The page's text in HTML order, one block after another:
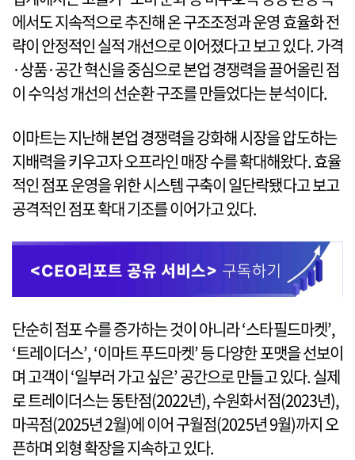
에서도 지속적으로 추진해 온 구조조정과 운영 효율화 전
략이 안정적인 실적 개선으로 이어졌다고 보고 있다. 가격
·상품·공간 혁신을 중심으로 본업 경쟁력을 끌어올린 점
이 수익성 개선의 선순환 구조를 만들었다는 분석이다.
이마트는 지난해 본업 경쟁력을 강화해 시장을 압도하는
지배력을 키우고자 오프라인 매장 수를 확대해왔다. 효율
적인 점포 운영을 위한 시스템 구축이 일단락됐다고 보고
공격적인 점포 확대 기조를 이어가고 있다.
단순히 점포 수를 증가하는 것이 아니라 ‘스타필드마켓’,
‘트레이더스’, ‘이마트 푸드마켓’ 등 다양한 포맷을 선보이
며 고객이 ‘일부러 가고 싶은’ 공간으로 만들고 있다. 실제
로 트레이더스는 동탄점(2022년), 수원화서점(2023년),
마곡점(2025년 2월)에 이어 구월점(2025년 9월)까지 오
픈하며 외형 확장을 지속하고 있다.